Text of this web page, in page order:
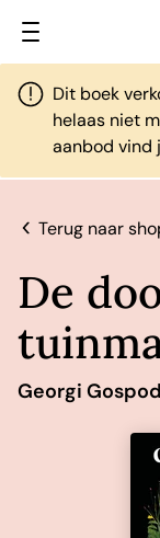
Dit boek
helaas niet
aanbod vind
Terug naar
De
Georgi